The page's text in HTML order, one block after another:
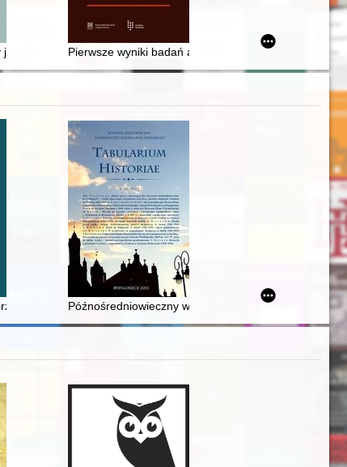
1941-1944
kulturowe polskiej wsi
Pierwsze wyniki badań archeologicznych przy ulicy
1945)
sennych- tradycja i współczesność w Polsce, Czechosłowacji,
Późnośredniowieczny warsztat garncarski ze